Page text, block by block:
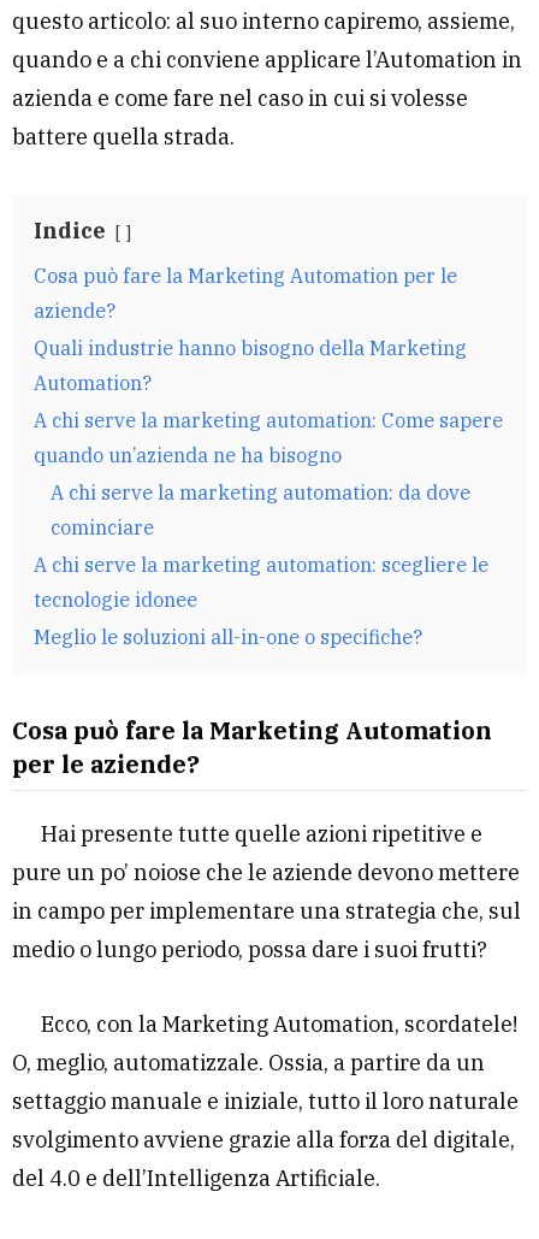
questo articolo: al suo interno capiremo, assieme,
quando e a chi conviene applicare l’Automation in
azienda e come fare nel caso in cui si volesse
battere quella strada.
Indice
Cosa può fare la Marketing Automation per le
aziende?
Quali industrie hanno bisogno della Marketing
Automation?
A chi serve la marketing automation: Come sapere
quando un’azienda ne ha bisogno
A chi serve la marketing automation: da dove
cominciare
A chi serve la marketing automation: scegliere le
tecnologie idonee
Meglio le soluzioni all-in-one o specifiche?
Cosa può fare la Marketing Automation
per le aziende?
Hai presente tutte quelle azioni ripetitive e
pure un po’ noiose che le aziende devono mettere
in campo per implementare una strategia che, sul
medio o lungo periodo, possa dare i suoi frutti?
Ecco, con la Marketing Automation, scordatele!
O, meglio, automatizzale. Ossia, a partire da un
settaggio manuale e iniziale, tutto il loro naturale
svolgimento avviene grazie alla forza del digitale,
del 4.0 e dell’Intelligenza Artificiale.